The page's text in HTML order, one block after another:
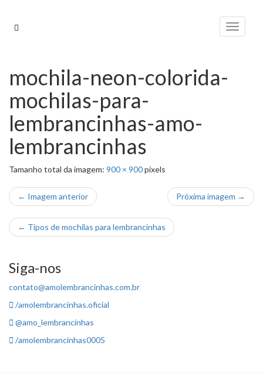
para
Alternar
mochila-neon-colorida-
mochilas-para-
lembrancinhas-amo-
lembrancinhas
Tamanho total da imagem: 900 × 900pixels
← Imagem anterior Próxima imagem →
← Tipos de mochilas para lembrancinhas
Siga-nos
contato@amolembrancinhas.com.br
/amolembrancinhas.oficial
@amo_lembrancinhas
/amolembrancinhas0005